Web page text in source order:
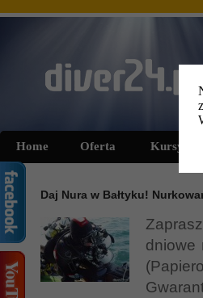
Home Oferta Kursy i
Daj Nura w Bałtyku!
dniowe